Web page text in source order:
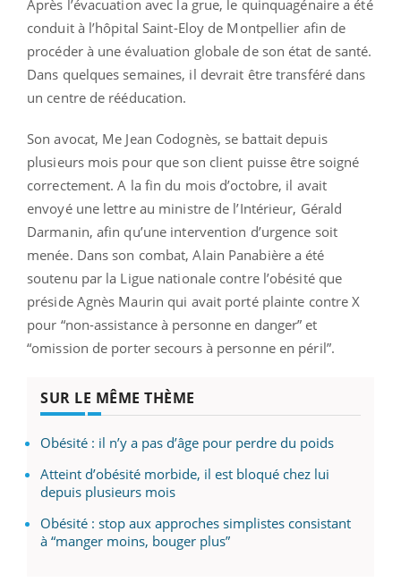
Après l’évacuation avec la grue, le quinquagénaire a été
conduit à l’hôpital Saint-Eloy de Montpellier afin de
procéder à une évaluation globale de son état de santé.
Dans quelques semaines, il devrait être transféré dans
un centre de rééducation.
Son avocat, Me Jean Codognès, se battait depuis
plusieurs mois pour que son client puisse être soigné
correctement. A la fin du mois d’octobre, il avait
envoyé une lettre au ministre de l’Intérieur, Gérald
Darmanin, afin qu’une intervention d’urgence soit
menée. Dans son combat, Alain Panabière a été
soutenu par la Ligue nationale contre l’obésité que
préside Agnès Maurin qui avait porté plainte contre X
pour “non-assistance à personne en danger” et
“omission de porter secours à personne en péril”.
SUR LE MÊME THÈME
Obésité : il n’y a pas d’âge pour perdre du poids
Atteint d’obésité morbide, il est bloqué chez lui
depuis plusieurs mois
Obésité : stop aux approches simplistes consistant
à “manger moins, bouger plus”